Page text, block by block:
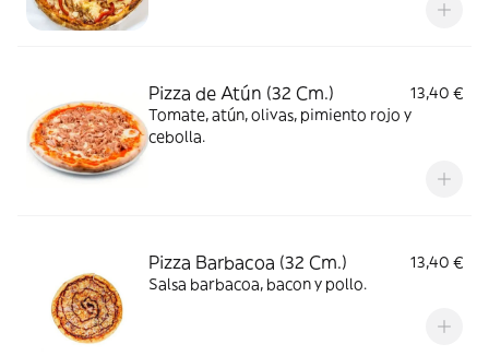
Pizza de Atún (32 Cm.)
13,40 €
Tomate, atún, olivas, pimiento rojo y
cebolla.
Pizza Barbacoa (32 Cm.)
13,40 €
Salsa barbacoa, bacon y pollo.